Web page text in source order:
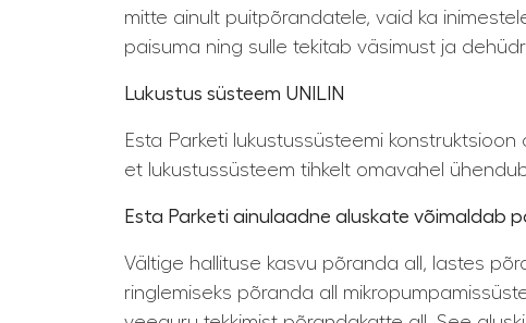
mitte ainult puitpõrandatele, vaid ka
paisuma ning sulle tekitab väsimust ja
Lukustus süsteem UNILIN
Esta Parketi lukustussüsteemi
et lukustussüsteem tihkelt omavahel
Esta Parketi ainulaadne aluskate võimaldab
Vältige hallituse kasvu põranda all, lastes
ringlemiseks põranda all